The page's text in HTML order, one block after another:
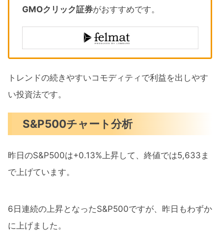
GMOクリック証券がおすすめです。
トレンドの続きやすいコモディティで利益を出しやす
い投資法です。
S&P500チャート分析
昨日のS&P500は+0.13%上昇して、終値では5,633ま
で上げています。
6日連続の上昇となったS&P500ですが、昨日もわずか
に上げました。